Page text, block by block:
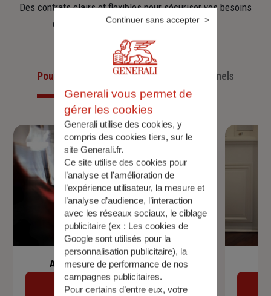
Des contrats clairs et flexibles pour sécuriser vos besoins
d’aujourd’hui et anticiper ceux de demain.
Pour les particuliersPour les professionnels
Assurance de prêt immobilier
Découvrir
Generali vous permet de
gérer les cookies
Generali utilise des cookies, y
compris des cookies tiers, sur le
site Generali.fr.
Ce site utilise des cookies pour
l’analyse et l'amélioration de
l’expérience utilisateur, la mesure et
l’analyse d’audience, l’interaction
avec les réseaux sociaux, le ciblage
publicitaire (ex : Les cookies de
Google sont utilisés pour la
personnalisation publicitaire), la
mesure de performance de nos
campagnes publicitaires.
Pour certains d’entre eux, votre
Continuer sans accepter